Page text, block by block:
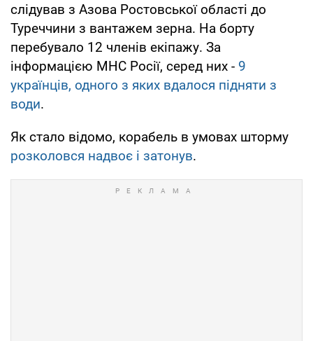
слідував з Азова Ростовської області до
Туреччини з вантажем зерна. На борту
перебувало 12 членів екіпажу. За
інформацією МНС Росії, серед них - 9
українців, одного з яких вдалося підняти з
води.
Як стало відомо, корабель в умовах шторму
розколовся надвоє і затонув.